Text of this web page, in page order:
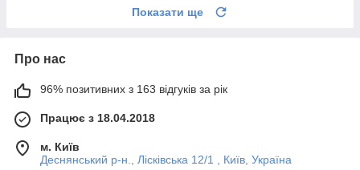
Показати ще
Про нас
96% позитивних з 163 відгуків за рік
Працює з 18.04.2018
м. Київ
Деснянський р-н., Лісківська 12/1 , Київ, Україна